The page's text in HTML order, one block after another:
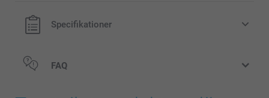
Specifikationer
FAQ